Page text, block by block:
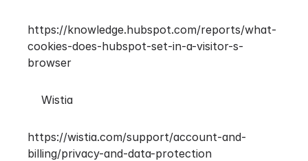
https://knowledge.hubspot.com/reports/what-
cookies-does-hubspot-set-in-a-visitor-s-
browser
Wistia
https://wistia.com/support/account-and-
billing/privacy-and-data-protection